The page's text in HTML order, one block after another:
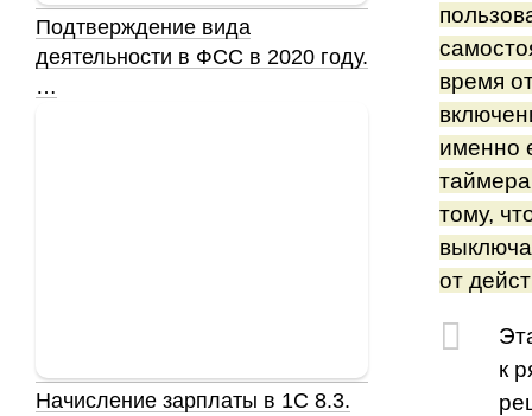
время
именно
тому,
от
к
Подтверждение вида
деятельности в ФСС в 2020 году.
…
Начисление зарплаты в 1С 8.3.